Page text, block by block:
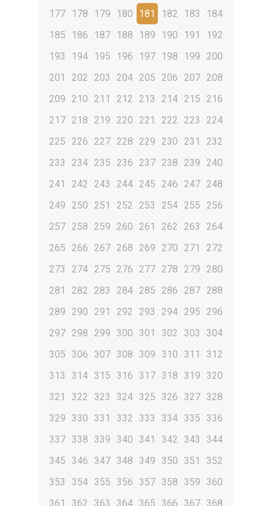
177 178 179 180 181 182 183
184
185
186 187 188 189 190 191
192
193
194 195 196 197 198 199 200
201
202 203 204 205 206 207 208
209 210 211 212 213 214 215 216
217 218 219 220 221 222 223
224
225 226 227 228 229 230 231
232
233
234 235 236 237 238 239 240
241
242 243 244 245 246 247 248
249 250 251 252 253 254 255 256
257 258 259 260 261 262 263
264
265 266 267 268 269 270 271
272
273
274 275 276 277 278 279 280
281
282 283 284 285 286 287 288
289 290 291 292 293 294 295 296
297 298 299 300 301 302 303
304
305
306 307 308 309 310 311
312
313
314 315 316 317 318 319
320
321
322 323 324 325 326 327 328
329
330 331 332 333 334 335
336
337 338 339 340 341 342 343
344
345
346 347 348 349 350 351
352
353
354 355 356 357 358 359 360
361
362 363 364 365 366 367 368